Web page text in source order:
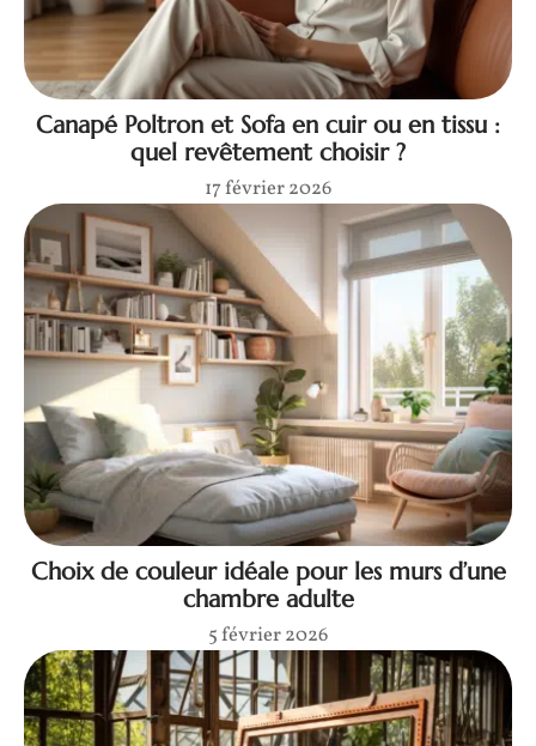
Canapé Poltron et Sofa en cuir ou en tissu :
quel revêtement choisir ?
17 février 2026
Choix de couleur idéale pour les murs d’une
chambre adulte
5 février 2026